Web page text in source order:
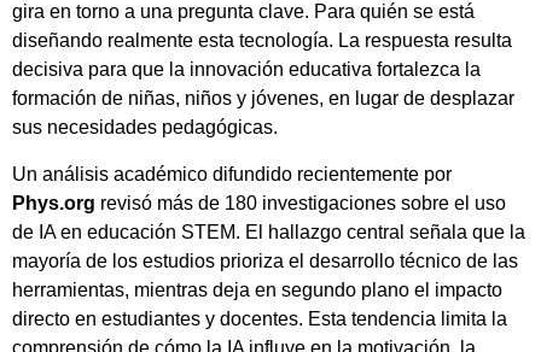
gira en torno a una pregunta clave. Para quién se está
diseñando realmente esta tecnología. La respuesta resulta
decisiva para que la innovación educativa fortalezca la
formación de niñas, niños y jóvenes, en lugar de desplazar
sus necesidades pedagógicas.
Un análisis académico difundido recientemente por
Phys.org revisó más de 180 investigaciones sobre el uso
de IA en educación STEM. El hallazgo central señala que la
mayoría de los estudios prioriza el desarrollo técnico de las
herramientas, mientras deja en segundo plano el impacto
directo en estudiantes y docentes. Esta tendencia limita la
comprensión de cómo la IA influye en la motivación, la